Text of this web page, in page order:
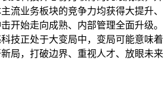
流业务板块的竞争力均获得大提升、
开始走向成熟、内部管理全面升级。
技正处于大变局中，变局可能意味着
局，打破边界、重视人才、放眼未来